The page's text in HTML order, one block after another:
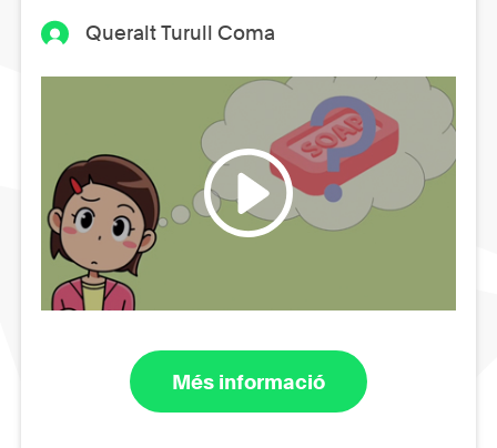
Queralt Turull Coma
Més informació